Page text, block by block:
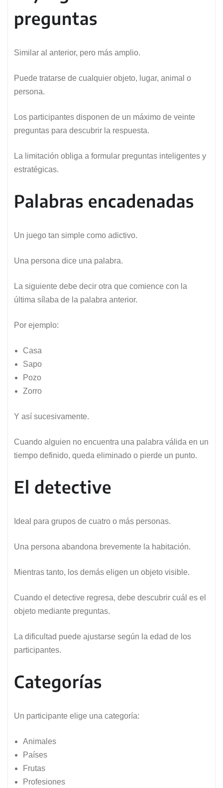
preguntas
Similar al anterior, pero más amplio.
Puede tratarse de cualquier objeto, lugar, animal o
persona.
Los participantes disponen de un máximo de veinte
preguntas para descubrir la respuesta.
La limitación obliga a formular preguntas inteligentes y
estratégicas.
Palabras encadenadas
Un juego tan simple como adictivo.
Una persona dice una palabra.
La siguiente debe decir otra que comience con la
última sílaba de la palabra anterior.
Por ejemplo:
Casa
Sapo
Pozo
Zorro
Y así sucesivamente.
Cuando alguien no encuentra una palabra válida en un
tiempo definido, queda eliminado o pierde un punto.
El detective
Ideal para grupos de cuatro o más personas.
Una persona abandona brevemente la habitación.
Mientras tanto, los demás eligen un objeto visible.
Cuando el detective regresa, debe descubrir cuál es el
objeto mediante preguntas.
La dificultad puede ajustarse según la edad de los
participantes.
Categorías
Un participante elige una categoría:
Animales
Países
Frutas
Profesiones